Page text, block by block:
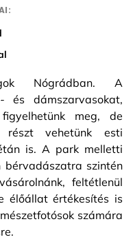
Nógrádban. A
és dámszarvasokat,
meg, de
részt vehetünk esti
is. A park melletti
bérvadászatra szintén
feltétlenül
élőállat értékesítés is
számára